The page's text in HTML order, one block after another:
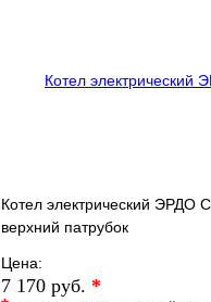
Котел электрический ЭРДО
верхний патрубок
Цена:
7 170 руб. *